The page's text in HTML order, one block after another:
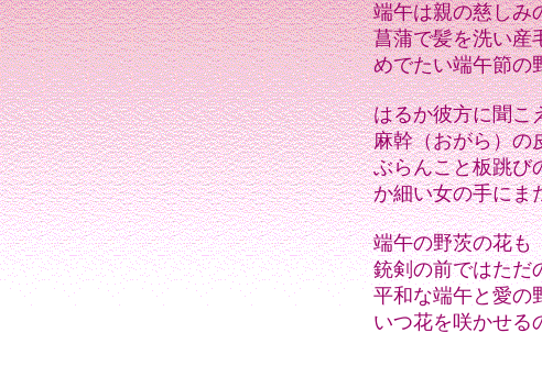
端午は親の慈しみ
菖蒲で髪を洗い産
めでたい端午節の
はるか彼方に聞こ
麻幹（おがら）の
ぶらんこと板跳び
か細い女の手にま
端午の野茨の花も
銃剣の前ではただ
平和な端午と愛の
いつ花を咲かせる